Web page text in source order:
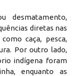
desmatamento,
diretas nas
caça, pesca,
Por outro lado,
indígena foram
enquanto as